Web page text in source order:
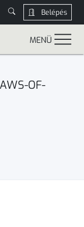
Belépés
MENÜ
OF-